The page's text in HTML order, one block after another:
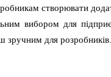
створювати
вибором для
зручним для розробників.